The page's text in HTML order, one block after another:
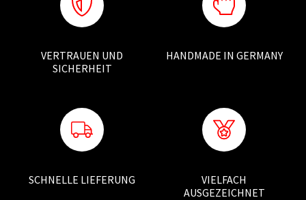
VERTRAUEN UND
SICHERHEIT
HANDMADE IN GERMANY
SCHNELLE LIEFERUNG
VIELFACH
AUSGEZEICHNET